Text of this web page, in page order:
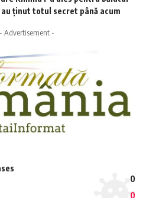
ținut totul secret până acum
- Advertisement -
0
0